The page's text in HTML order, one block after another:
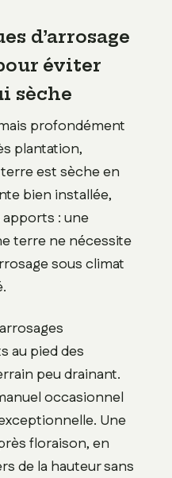
d’arrosage
éviter
sèche
profondément
plantation,
est sèche en
bien installée,
: une
terre ne nécessite
sous climat
au pied des
peu drainant.
occasionnel
Une
floraison, en
de la hauteur sans